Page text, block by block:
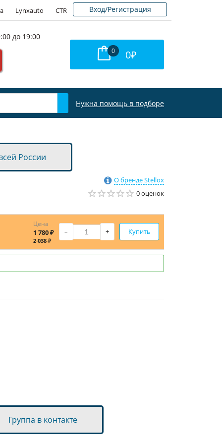
Lynxauto CTR Вход/Регистрация
до 19:00
0 0₽
Нужна помощь в подборе
России
О бренде Stellox
0 оценок
Цена
1 780 ₽
2 038 ₽
– + Купить
Группа в контакте